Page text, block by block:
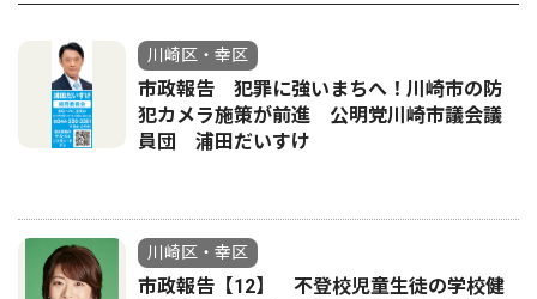
川崎区・幸区
市政報告 犯罪に強いまちへ！川崎市の防
犯カメラ施策が前進 公明党川崎市議会議
員団 浦田だいすけ
川崎区・幸区
市政報告【12】 不登校児童生徒の学校健